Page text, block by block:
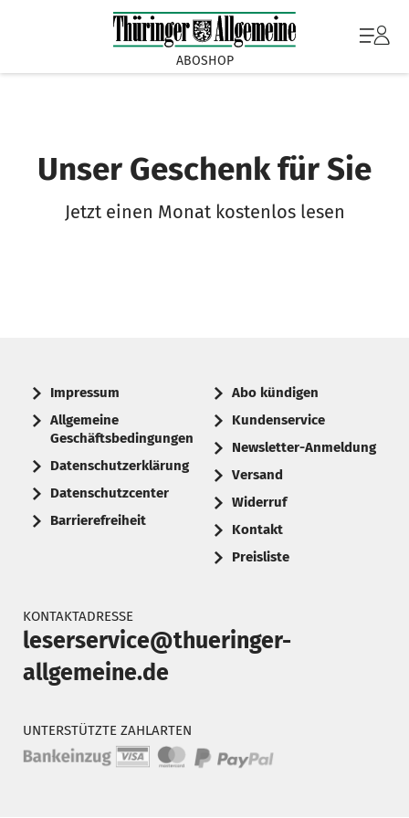
ABOSHOP
Unser Geschenk für Sie
Jetzt einen Monat kostenlos lesen
Impressum
Allgemeine
Geschäftsbedingungen
Datenschutzerklärung
Datenschutzcenter
Barrierefreiheit
Abo kündigen
Kundenservice
Newsletter-Anmeldung
Versand
Widerruf
Kontakt
Preisliste
KONTAKTADRESSE
leserservice@thueringer-
allgemeine.de
UNTERSTÜTZTE ZAHLARTEN